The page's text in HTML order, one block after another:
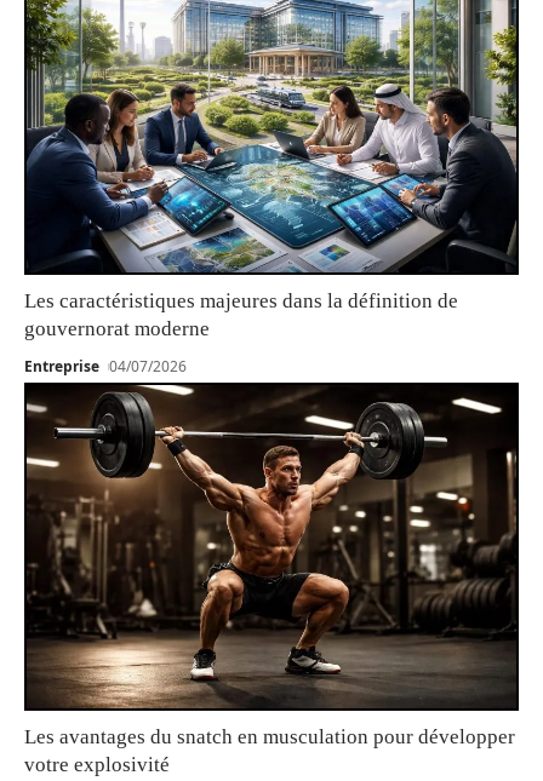
Les caractéristiques majeures dans la définition de
gouvernorat moderne
Entreprise 04/07/2026
Les avantages du snatch en musculation pour développer
votre explosivité